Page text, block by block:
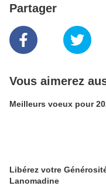
Partager
Vous aimerez
Meilleurs voeux pour
Libérez votre
Lanomadine